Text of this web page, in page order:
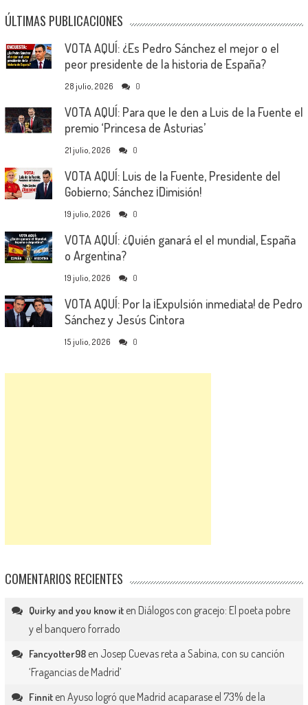
ÚLTIMAS PUBLICACIONES
VOTA AQUÍ: ¿Es Pedro Sánchez el mejor o el
peor presidente de la historia de España?
28 julio, 2026 0
VOTA AQUÍ: Para que le den a Luis de la Fuente el
premio ‘Princesa de Asturias’
21 julio, 2026 0
VOTA AQUÍ: Luis de la Fuente, Presidente del
Gobierno; Sánchez ¡Dimisión!
19 julio, 2026 0
VOTA AQUÍ: ¿Quién ganará el el mundial, España
o Argentina?
19 julio, 2026 0
VOTA AQUÍ: Por la ¡Expulsión inmediata! de Pedro
Sánchez y Jesús Cintora
15 julio, 2026 0
COMENTARIOS RECIENTES
Quirky and you know iten Diálogos con gracejo: El poeta pobre
y el banquero forrado
Fancyotter98en Josep Cuevas reta a Sabina, con su canción
‘Fragancias de Madrid’
Finniten Ayuso logró que Madrid acaparase el 73% de la